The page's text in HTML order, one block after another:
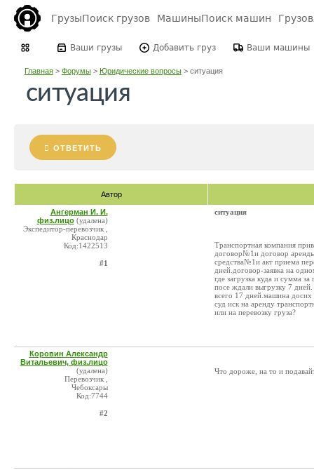
ГрузыПоиск грузов МашиныПоиск машин
Ваши грузы Добавить груз Ваши машины
Главная> Форумы> Юридические вопросы> ситуация
ситуация
ОТВЕТИТЬ
Автор
Ангерман И. И.
физ.лицо (удалена)
Экспедитор-перевозчик ,
Краснодар
Код:1422513
#1
ситуация
Транспортная компания
договор№1и договор
средства№1и акт приема
дней.договор-заявка на
где загрузка куда и сумма
посе ждали выгрузку 7 дней.
всего 17 дней.машина
суд иск на аренду
или на перевозку груза?
Коровин Александр
Витальевич, физ.лицо
(удалена)
Перевозчик ,
Чебоксары
Код:7744
#2
Что дороже, на то и